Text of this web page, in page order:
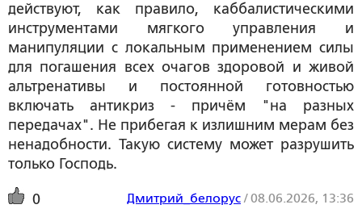
действуют, как правило, каббалистическими
инструментами мягкого управления и
манипуляции с локальным применением силы
для погашения всех очагов здоровой и живой
альтренативы и постоянной готовностью
включать антикриз - причём "на разных
передачах". Не прибегая к излишним мерам без
ненадобности. Такую систему может разрушить
только Господь.
0 Дмитрий_белорус/08.06.2026, 13:36